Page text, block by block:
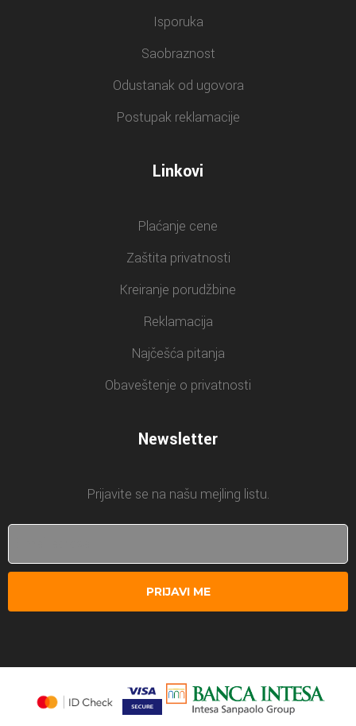
Isporuka
Saobraznost
Odustanak od ugovora
Postupak reklamacije
Linkovi
Plaćanje cene
Zaštita privatnosti
Kreiranje porudžbine
Reklamacija
Najčešća pitanja
Obaveštenje o privatnosti
Newsletter
Prijavite se na našu mejling listu.
PRIJAVI ME